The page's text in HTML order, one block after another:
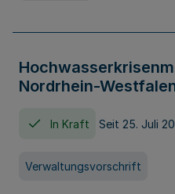
Nordrhein-
In Kraft Seit 25. Juli
Verwaltungsvorschrift